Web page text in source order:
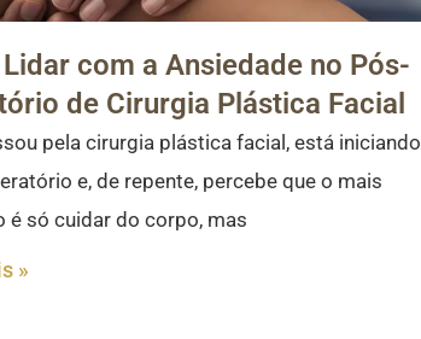
com a Ansiedade no Pós-
de Cirurgia Plástica Facial
pela cirurgia plástica facial, está iniciando
e, de repente, percebe que o mais
é só cuidar do corpo, mas
»